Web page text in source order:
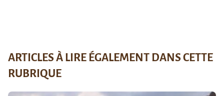
ARTICLES À LIRE ÉGALEMENT DANS CETTE
RUBRIQUE